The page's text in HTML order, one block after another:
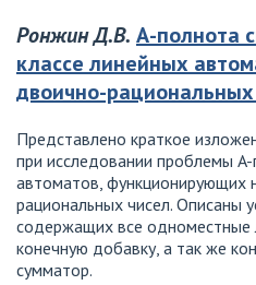
Ронжин Д.В. А-полнота
классе линейных
двоично-рациональных
Представлено краткое
при исследовании проблемы
автоматов, функционирующих
рациональных чисел. Описаны
содержащих все одноместные
конечную добавку, а так же
сумматор.